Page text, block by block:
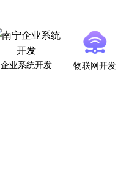
企业系统开发 物联网开发